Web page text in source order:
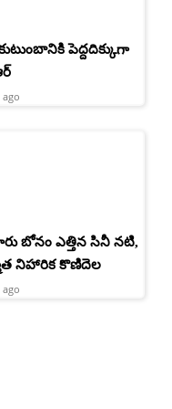
పెద్దదిక్కుగా
ago
బోనం ఎత్తిన సినీ నటి,
నిహారిక కొణిదెల
ago